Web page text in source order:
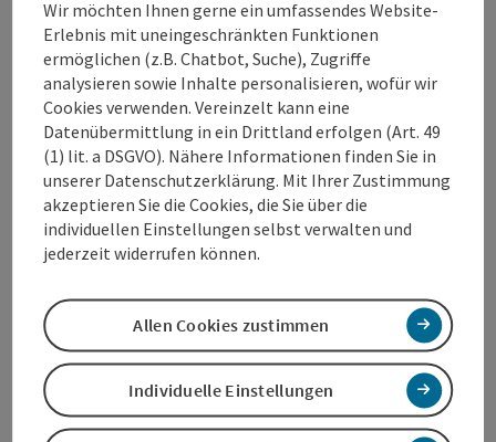
Schöpferische Energie, charaktervolle Inszenierung,
große Handwerkskunst, erlesene Materialien ... Unser
Leben ist davon völlig bestimmt. Und weil uns der
gesunde Schlaf unserer Kunden sehr am Herzen liegt,
verwenden wir ausschließlich Fair Trade Gold und
Diamanten.
Öffnungszeiten
Anreise/Lage
Wir möchten Ihnen gerne ein umfassendes Website-
Erlebnis mit uneingeschränkten Funktionen
ermöglichen (z.B. Chatbot, Suche), Zugriffe
analysieren sowie Inhalte personalisieren, wofür wir
Cookies verwenden. Vereinzelt kann eine
Datenübermittlung in ein Drittland erfolgen (Art. 49
(1) lit. a DSGVO). Nähere Informationen finden Sie in
unserer Datenschutzerklärung. Mit Ihrer Zustimmung
akzeptieren Sie die Cookies, die Sie über die
individuellen Einstellungen selbst verwalten und
jederzeit widerrufen können.
Individuelle Einstellungen
Allen Cookies zustimmen